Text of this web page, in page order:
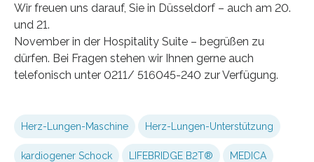
Wir freuen uns darauf, Sie in Düsseldorf – auch am 20.
und 21.
November in der Hospitality Suite – begrüßen zu
dürfen. Bei Fragen stehen wir Ihnen gerne auch
telefonisch unter 0211/ 516045-240 zur Verfügung.
Herz-Lungen-Maschine Herz-Lungen-Unterstützung
kardiogener Schock LIFEBRIDGE B2T® MEDICA